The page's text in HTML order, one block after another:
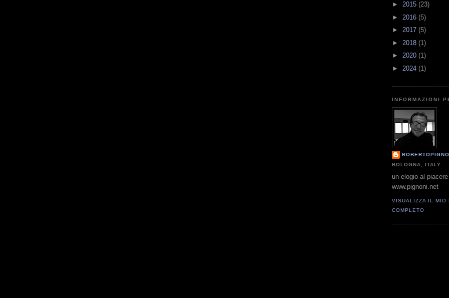
► 2015 (23)
► 2016 (5)
► 2017 (5)
► 2018 (1)
► 2020 (1)
► 2024 (1)
INFORMAZIONI
BOLOGNA, ITALY
un elogio al
www.pignoni.net
VISUALIZZA IL MIO
COMPLETO